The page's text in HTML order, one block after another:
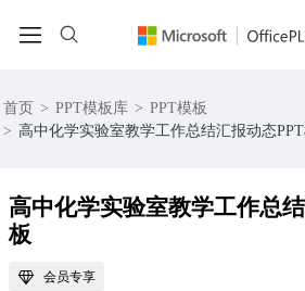
首页 > PPT模板库 > PPT模板
> 高中化学实验室教学工作总结汇报动态
高中化学实验室教学工作总
板
会员专享